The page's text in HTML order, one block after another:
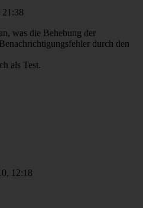
21:38
was die Behebung der
durch den
als Test.
12:18